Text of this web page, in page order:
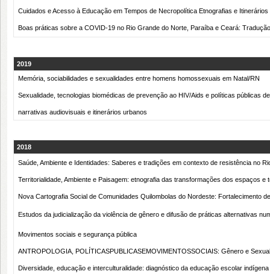
Cuidados e Acesso à Educação em Tempos de Necropolítica Etnografias e
Boas práticas sobre a COVID-19 no Rio Grande do Norte, Paraíba e Ceará:
2019
Memória, sociabilidades e sexualidades entre homens homossexuais em Natal/RN
Sexualidade, tecnologias biomédicas de prevenção ao HIV/Aids e políticas públicas
narrativas audiovisuais e itinerários urbanos
2018
Saúde, Ambiente e Identidades: Saberes e tradições em contexto de resistência no
Territorialidade, Ambiente e Paisagem: etnografia das transformações dos espaços
Nova Cartografia Social de Comunidades Quilombolas do Nordeste: Fortalecimento
Estudos da judicialização da violência de gênero e difusão de práticas alternativas
Movimentos sociais e segurança pública
ANTROPOLOGIA, POLÍTICASPUBLICASEMOVIMENTOSSOCIAIS: Gênero e
Diversidade, educação e interculturalidade: diagnóstico da educação escolar